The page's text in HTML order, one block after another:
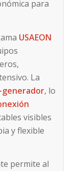
para
USAEON
La
, lo
visibles
y flexible
permite al